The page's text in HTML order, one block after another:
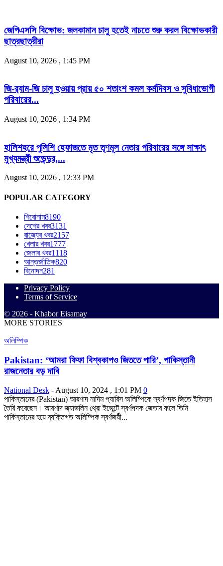
জেপিএসসি বিক্ষোভ: জলকামান চালু হতেই নাচতে শুরু করল বিক্ষোভকারী
ছাত্রছাত্রীরা
August 10, 2026 , 1:45 PM
জি-র‍্যাম-জি চালু হওয়ায় প্রায় ৫০ শতাংশ কমল কর্মদিবস ও সুবিধাভোগী
পরিবারের...
August 10, 2026 , 1:34 PM
হালিশহরে পুলিশি হেফাজতে মৃত তৃণমূল নেতার পরিবারের সঙ্গে সাক্ষাৎ
মুখ্যমন্ত্রী শুভেন্দুর,...
August 10, 2026 , 12:33 PM
POPULAR CATEGORY
শিরোনাম8190
দেশের খবর3131
রাজ্যের খবর2157
খেলার খবর1777
জেলার খবর1118
আন্তর্জাতিক820
বিনোদন281
Privacy Policy
Terms of Service
© 2026 - Khabor Eisamay
MORE STORIES
অলিম্পিক
Pakistan: ‘আমরা ফিফা বিশ্বকাপও জিততে পারি’, পাকিস্তানী
রাজনেতার বড় দাবি
National Desk - August 10, 2024 , 1:01 PM 0
পাকিস্তানের (Pakistan) আরশাদ নাদিম প্যারিস অলিম্পিকে স্বর্ণপদক জিতে ইতিহাস
তৈরি করেছেন। আরশাদ জ্যাভলিন থ্রো ইভেন্টে স্বর্ণপদক জেতার ফলে তিনি
পাকিস্তানের হয়ে ব্যক্তিগত অলিম্পিক স্বর্ণজয়ী...